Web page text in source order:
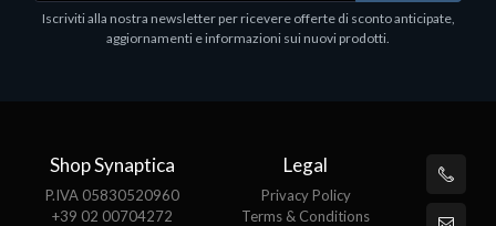
nero
Iscriviti alla nostra newsletter per ricevere offerte di sconto anticipate,
aggiornamenti e informazioni sui nuovi prodotti.
Shop Synaptica
P.IVA 05830520960
+39 02 00704272
Legal
Privacy Policy
Terms & Conditions